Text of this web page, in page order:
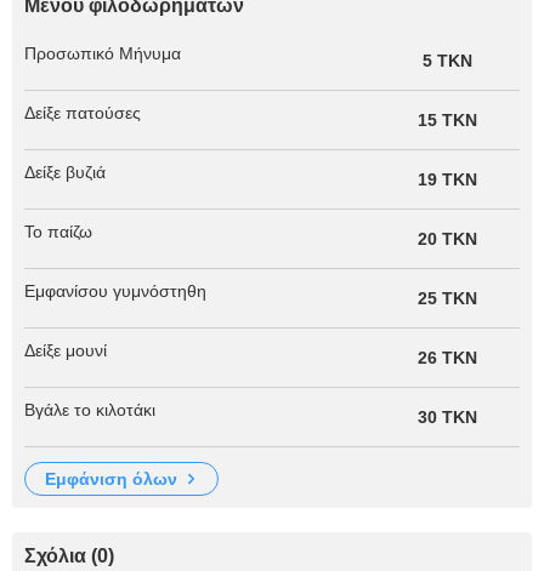
Μενού φιλοδωρημάτων
Προσωπικό Μήνυμα 5 TKN
Δείξε πατούσες 15 TKN
Δείξε βυζιά 19 TKN
Το παίζω 20 TKN
Εμφανίσου γυμνόστηθη 25 TKN
Δείξε μουνί 26 TKN
Βγάλε το κιλοτάκι 30 TKN
εμφάνιση όλων
Σχόλια (0)